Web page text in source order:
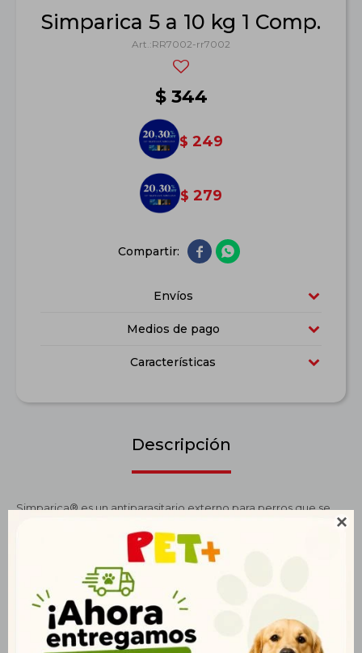

Simparica 5 a 10 kg 1 Comp.
RR7002-rr7002
$ 344
$ 249
$ 279
 
Envíos
Medios de pago
Características
Descripción
Simparica® es un antiparasitario externo para perros que se
administra por vía oral una vez al mes y está formulado para el
tratamiento y control de infestaciones de pulgas y garrapatas.
Es una tableta masticable con sabor palatable cuyo efecto
empezará 3 horas después de que se haya consumido la
tableta y se extenderá hasta el día 35, protegiendo de forma
segura a tu perro por más tiempo.